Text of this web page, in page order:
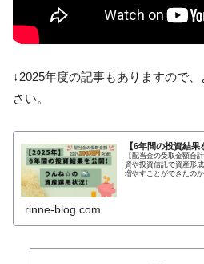
↓2025年度の記事もありますので
さい。
【6年間の投資結
【配当金の受取金額合
資や投資信託で資産形
増やすことができたの
rinne-blog.com